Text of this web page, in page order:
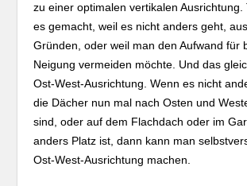
zu einer optimalen vertikalen Ausrichtung.
es gemacht, weil es nicht anders geht,
Gründen, oder weil man den Aufwand für
Neigung vermeiden möchte. Und das
Ost-West-Ausrichtung. Wenn es nicht
die Dächer nun mal nach Osten und
sind, oder auf dem Flachdach oder im
anders Platz ist, dann kann man
Ost-West-Ausrichtung machen.